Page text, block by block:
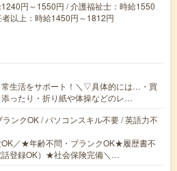
円～1550円 / 介護福祉士：時給1550
以上：時給1450円～1812円
常生活をサポート！＼▽具体的には…・買
ったり・折り紙や体操などのレ…
ンクOK / パソコンスキル不要 / 英語力不
OK／★年齢不問・ブランクOK★履歴書不
話登録OK）★社会保険完備＼…